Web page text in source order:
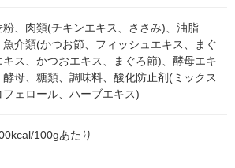
粉、肉類(チキンエキス、ささみ)、油脂
魚介類(かつお節、フィッシュエキス、まぐ
キス、かつおエキス、まぐろ節)、酵母エキ
酵母、糖類、調味料、酸化防止剤(ミックス
フェロール、ハーブエキス)
100gあたり